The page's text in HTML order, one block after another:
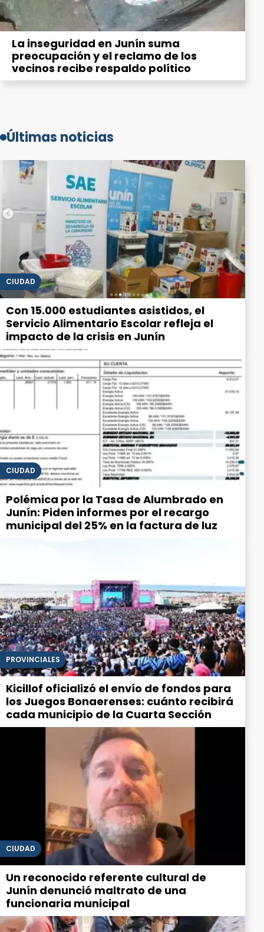
La inseguridad en Junín suma
preocupación y el reclamo de los
vecinos recibe respaldo político
Últimas noticias
CIUDAD
Con 15.000 estudiantes asistidos, el
Servicio Alimentario Escolar refleja el
impacto de la crisis en Junín
CIUDAD
Polémica por la Tasa de Alumbrado en
Junín: Piden informes por el recargo
municipal del 25% en la factura de luz
PROVINCIALES
Kicillof oficializó el envío de fondos para
los Juegos Bonaerenses: cuánto recibirá
cada municipio de la Cuarta Sección
CIUDAD
Un reconocido referente cultural de
Junín denunció maltrato de una
funcionaria municipal